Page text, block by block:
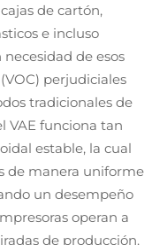
de cartón,
e incluso
de esos
perjudiciales
tradicionales de
VAE funciona tan
estable, la cual
de manera uniforme
un desempeño
operan a
de producción.